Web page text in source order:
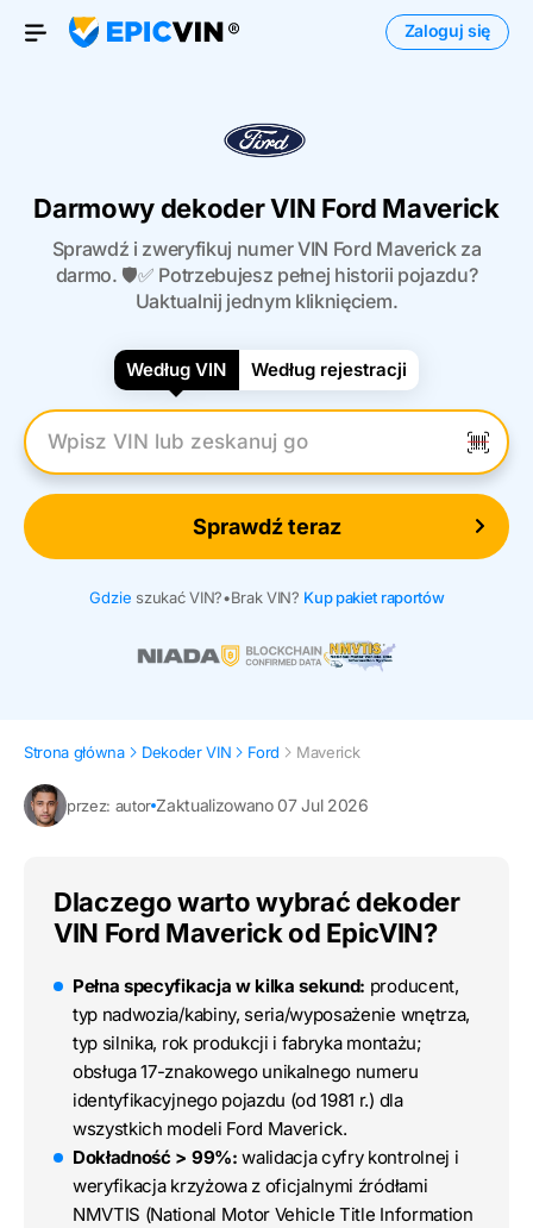
Otwórz menu
Zaloguj się
Darmowy dekoder VIN Ford Maverick
Sprawdź i zweryfikuj numer VIN Ford Maverick za
darmo. 🛡️✅ Potrzebujesz pełnej historii pojazdu?
Uaktualnij jednym kliknięciem.
Według VIN Według rejestracji
Wpisz numer VIN
Sprawdź teraz
Gdzie szukać VIN?•Brak VIN? Kup pakiet raportów
Strona główna Dekoder VIN Ford Maverick
przez: autor Zaktualizowano 07 Jul 2026
Dlaczego warto wybrać dekoder
VIN Ford Maverick od EpicVIN?
Pełna specyfikacja w kilka sekund: producent,
typ nadwozia/kabiny, seria/wyposażenie wnętrza,
typ silnika, rok produkcji i fabryka montażu;
obsługa 17-znakowego unikalnego numeru
identyfikacyjnego pojazdu (od 1981 r.) dla
wszystkich modeli Ford Maverick.
Dokładność > 99%: walidacja cyfry kontrolnej i
weryfikacja krzyżowa z oficjalnymi źródłami
NMVTIS (National Motor Vehicle Title Information